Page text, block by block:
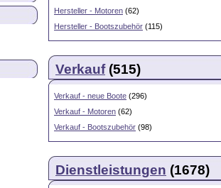
Hersteller - Motoren (62)
Hersteller - Bootszubehör (115)
Verkauf(515)
Verkauf - neue Boote (296)
Verkauf - Motoren (62)
Verkauf - Bootszubehör (98)
Dienstleistungen (1678)